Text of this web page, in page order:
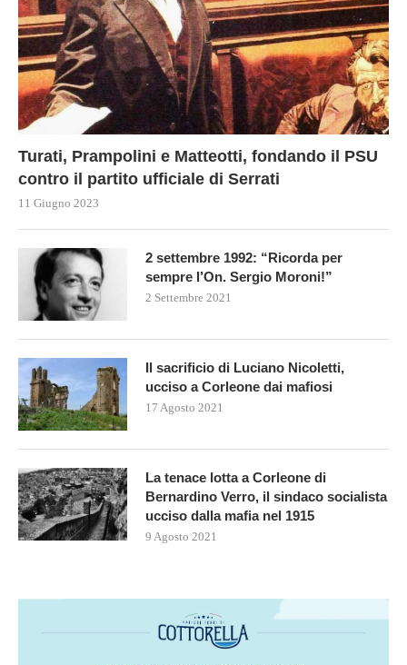
Turati, Prampolini e Matteotti, fondando il PSU
contro il partito ufficiale di Serrati
11 Giugno 2023
2 settembre 1992: “Ricorda per
sempre l’On. Sergio Moroni!”
2 Settembre 2021
Il sacrificio di Luciano Nicoletti,
ucciso a Corleone dai mafiosi
17 Agosto 2021
La tenace lotta a Corleone di
Bernardino Verro, il sindaco socialista
ucciso dalla mafia nel 1915
9 Agosto 2021